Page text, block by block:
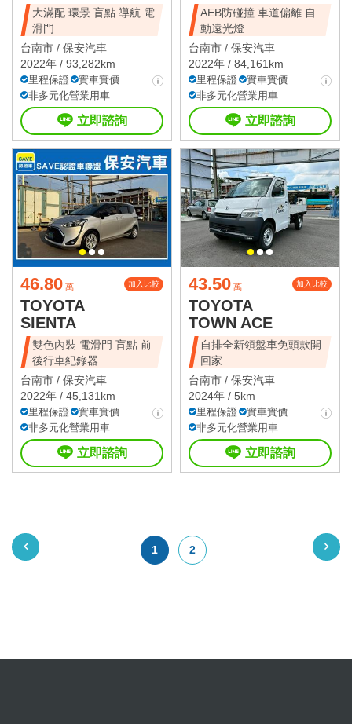
大滿配 環景 盲點 導航 電
滑門
台南市 / 保安汽車
2022年 / 93,282km
里程保證
實車實價
非多元化營業用車
立即諮詢
AEB防碰撞 車道偏離 自
動遠光燈
台南市 / 保安汽車
2022年 / 84,161km
里程保證
實車實價
非多元化營業用車
立即諮詢
46.80 萬 加入比較
TOYOTA
SIENTA
雙色內裝 電滑門 盲點 前
後行車紀錄器
台南市 / 保安汽車
2022年 / 45,131km
里程保證
實車實價
非多元化營業用車
立即諮詢
43.50 萬 加入比較
TOYOTA
TOWN ACE
自排全新領盤車免頭款開
回家
台南市 / 保安汽車
2024年 / 5km
里程保證
實車實價
非多元化營業用車
立即諮詢
1 2